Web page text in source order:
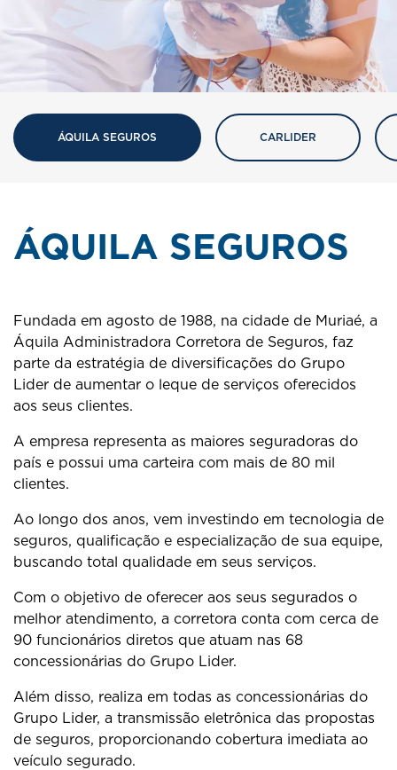
ÁQUILA SEGUROS CARLIDER
ÁQUILA SEGUROS
Fundada em agosto de 1988, na cidade de Muriaé, a
Áquila Administradora Corretora de Seguros, faz
parte da estratégia de diversificações do Grupo
Lider de aumentar o leque de serviços oferecidos
aos seus clientes.
A empresa representa as maiores seguradoras do
país e possui uma carteira com mais de 80 mil
clientes.
Ao longo dos anos, vem investindo em tecnologia de
seguros, qualificação e especialização de sua equipe,
buscando total qualidade em seus serviços.
Com o objetivo de oferecer aos seus segurados o
melhor atendimento, a corretora conta com cerca de
90 funcionários diretos que atuam nas 68
concessionárias do Grupo Lider.
Além disso, realiza em todas as concessionárias do
Grupo Lider, a transmissão eletrônica das propostas
de seguros, proporcionando cobertura imediata ao
veículo segurado.